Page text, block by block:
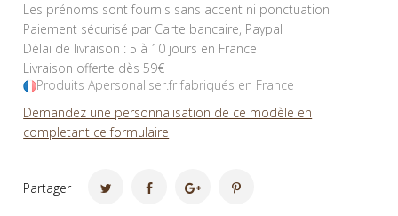
Les prénoms sont fournis sans accent ni ponctuation
Paiement sécurisé par Carte bancaire, Paypal
Délai de livraison : 5 à 10 jours en France
Livraison offerte dès 59€
Produits Apersonaliser.fr fabriqués en France
Demandez une personnalisation de ce modèle en
completant ce formulaire
Partager